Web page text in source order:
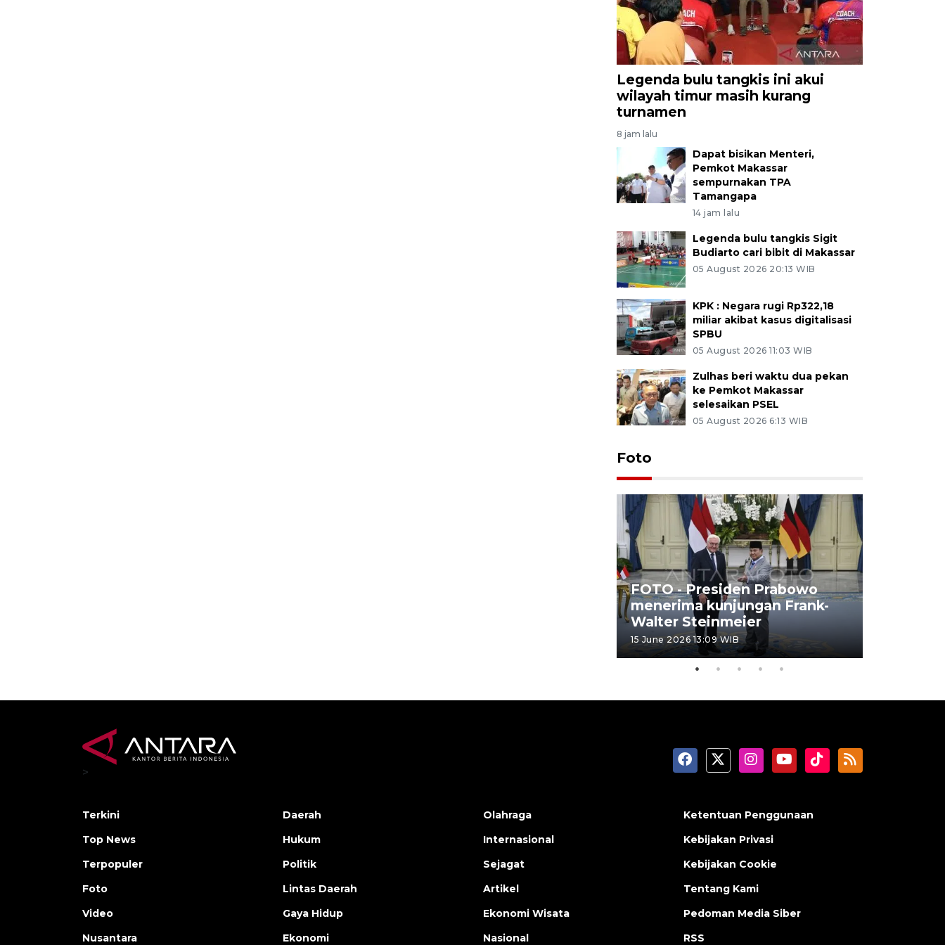
Legenda bulu tangkis ini akui
wilayah timur masih kurang
turnamen
8 jam lalu
Dapat bisikan Menteri,
Pemkot Makassar
sempurnakan TPA
Tamangapa
14 jam lalu
Legenda bulu tangkis Sigit
Budiarto cari bibit di Makassar
05 August 2026 20:13 WIB
KPK : Negara rugi Rp322,18
miliar akibat kasus digitalisasi
SPBU
05 August 2026 11:03 WIB
Zulhas beri waktu dua pekan
ke Pemkot Makassar
selesaikan PSEL
05 August 2026 6:13 WIB
Foto
FOTO - Presiden Prabowo
menerima kunjungan Frank-
Walter Steinmeier
15 June 2026 13:09 WIB
>
Terkini
Top News
Terpopuler
Foto
Video
Nusantara
Daerah
Hukum
Politik
Lintas Daerah
Gaya Hidup
Ekonomi
Olahraga
Internasional
Sejagat
Artikel
Ekonomi Wisata
Nasional
Ketentuan Penggunaan
Kebijakan Privasi
Kebijakan Cookie
Tentang Kami
Pedoman Media Siber
RSS